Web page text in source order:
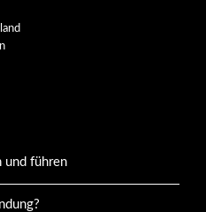
und führen